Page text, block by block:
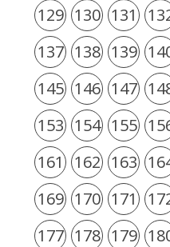
129 130 131
137 138 139
145 146 147
153 154 155
161 162 163
169 170 171
177 178 179